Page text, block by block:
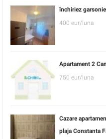
închiriez
400 eur/luna
Apartament 2
750 eur/luna
Cazare
plaja Constanta